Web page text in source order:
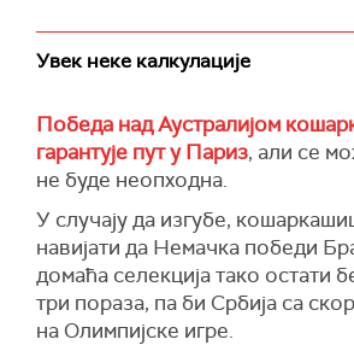
Увек неке калкулације
Победа над Аустралијом
гарантује пут у Париз, али се
не буде неопходна.
У случају да изгубе,
навијати да Немачка победи
домаћа селекција тако остати
три пораза, па би Србија са
на Олимпијске игре.